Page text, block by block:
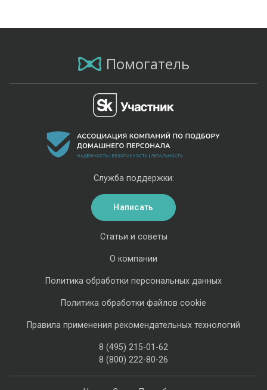
Помогатель
Статьи и советы
О компании
Политика обработки персональных данных
Политика обработки файлов cookie
Правила применения рекомендательных технологий
8 (495) 215-01-62
8 (800) 222-80-26
Служба поддержки:
Написать